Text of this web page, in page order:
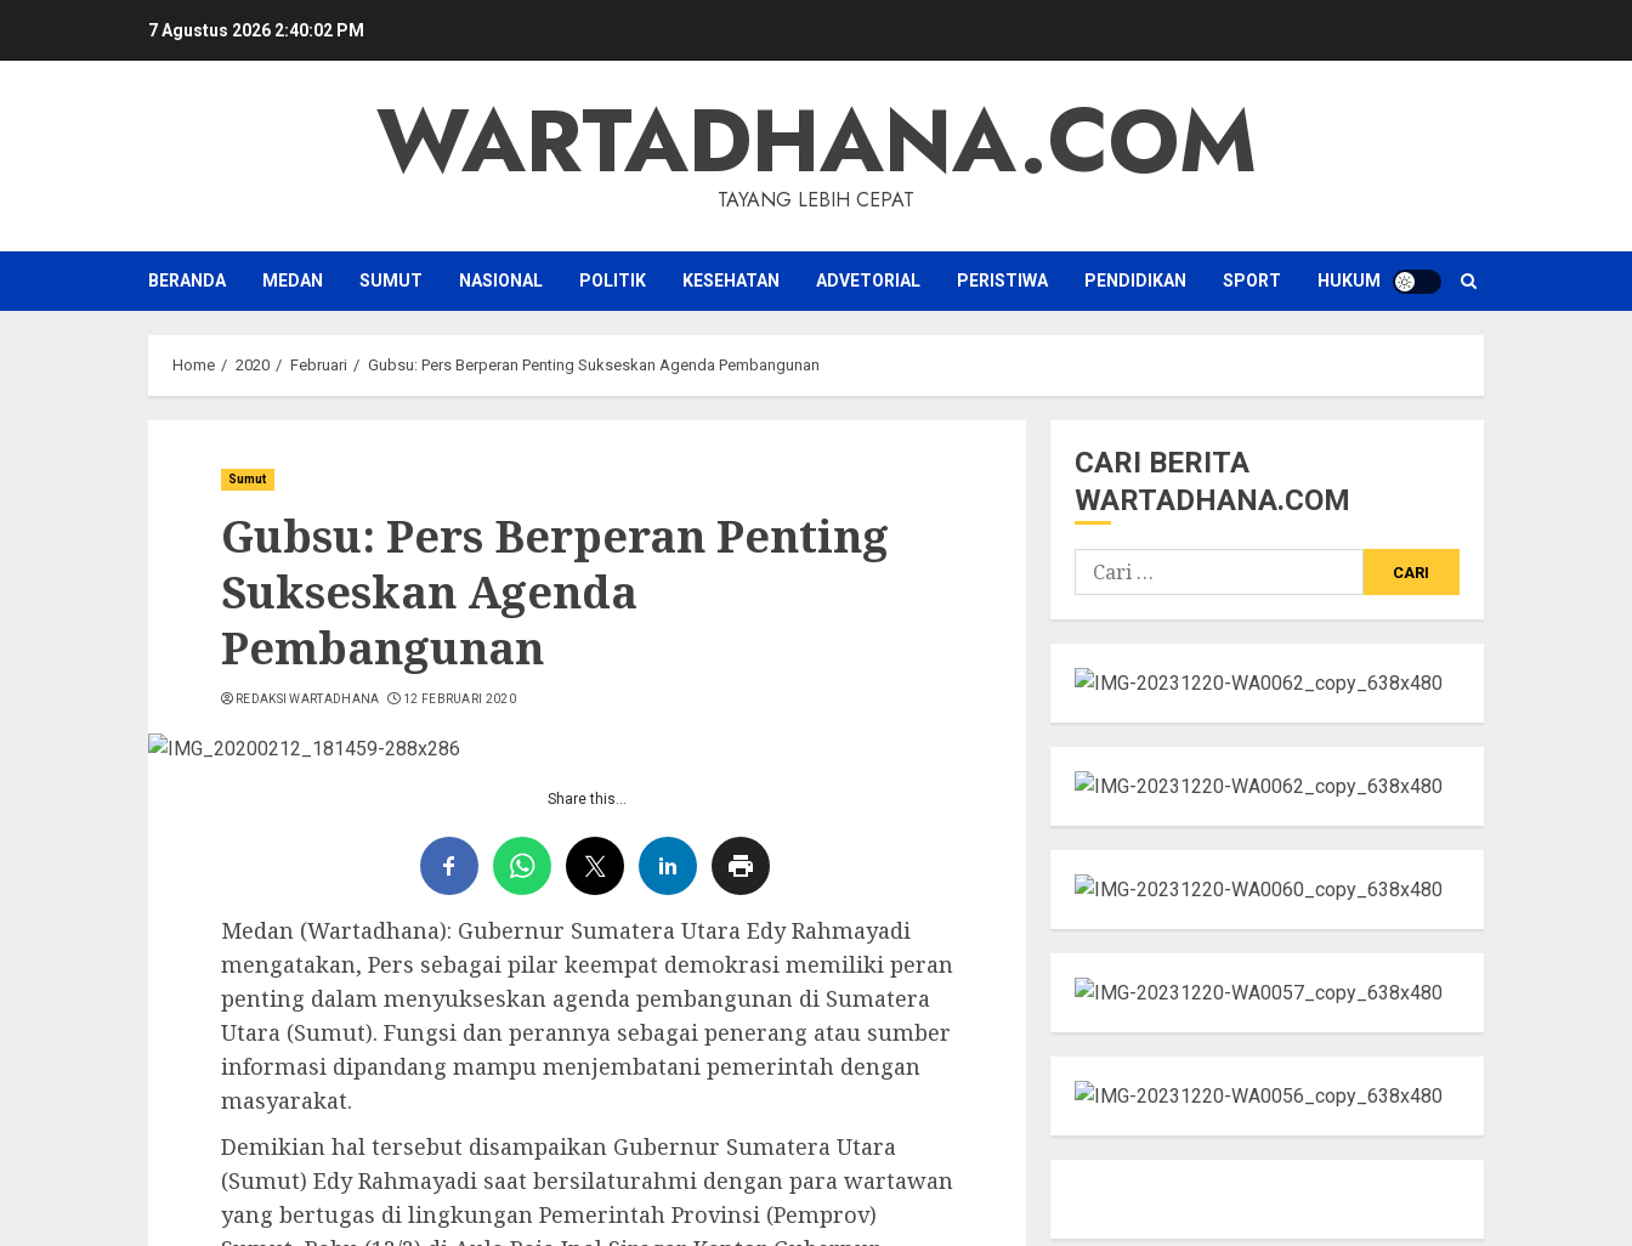
7 Agustus 2026 2:40:02 PM
WARTADHANA.COM
TAYANG LEBIH CEPAT
BERANDA MEDAN SUMUT NASIONAL POLITIK KESEHATAN ADVETORIAL PERISTIWA PENDIDIKAN SPORT HUKUM
Home 2020 Februari Gubsu: Pers Berperan Penting Sukseskan Agenda Pembangunan
Sumut
Gubsu: Pers Berperan Penting
Sukseskan Agenda
Pembangunan
REDAKSI WARTADHANA 12 FEBRUARI 2020
Share this…
Medan (Wartadhana): Gubernur Sumatera Utara Edy Rahmayadi
mengatakan, Pers sebagai pilar keempat demokrasi memiliki peran
penting dalam menyukseskan agenda pembangunan di Sumatera
Utara (Sumut). Fungsi dan perannya sebagai penerang atau sumber
informasi dipandang mampu menjembatani pemerintah dengan
masyarakat.
Demikian hal tersebut disampaikan Gubernur Sumatera Utara
(Sumut) Edy Rahmayadi saat bersilaturahmi dengan para wartawan
yang bertugas di lingkungan Pemerintah Provinsi (Pemprov)
CARI BERITA
WARTADHANA.COM
Cari
untuk: